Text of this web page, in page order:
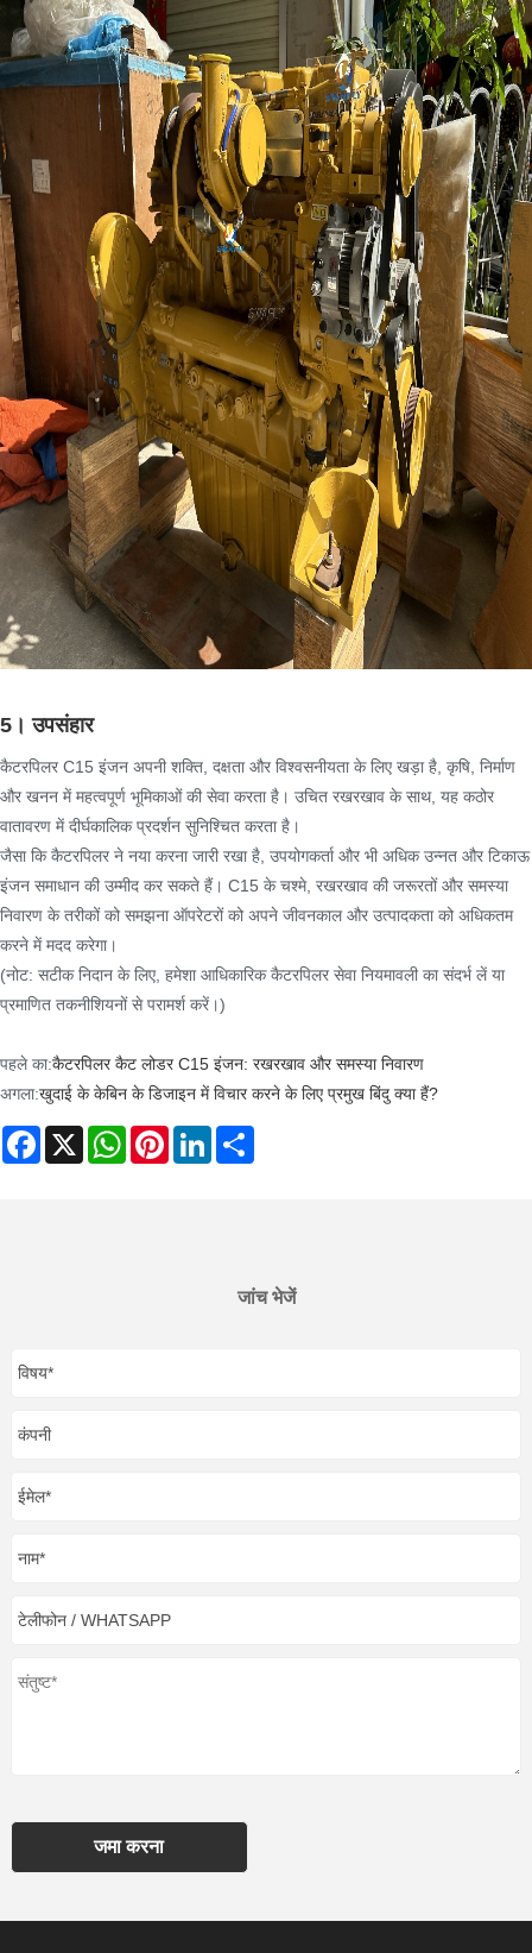
5। उपसंहार
कैटरपिलर C15 इंजन अपनी शक्ति, दक्षता और विश्वसनीयता के लिए खड़ा है, कृषि, निर्माण
और खनन में महत्वपूर्ण भूमिकाओं की सेवा करता है। उचित रखरखाव के साथ, यह कठोर
वातावरण में दीर्घकालिक प्रदर्शन सुनिश्चित करता है।
जैसा कि कैटरपिलर ने नया करना जारी रखा है, उपयोगकर्ता और भी अधिक उन्नत और टिकाऊ
इंजन समाधान की उम्मीद कर सकते हैं। C15 के चश्मे, रखरखाव की जरूरतों और समस्या
निवारण के तरीकों को समझना ऑपरेटरों को अपने जीवनकाल और उत्पादकता को अधिकतम
करने में मदद करेगा।
(नोट: सटीक निदान के लिए, हमेशा आधिकारिक कैटरपिलर सेवा नियमावली का संदर्भ लें या
प्रमाणित तकनीशियनों से परामर्श करें।)
पहले का:कैटरपिलर कैट लोडर C15 इंजन: रखरखाव और समस्या निवारण
अगला:खुदाई के केबिन के डिजाइन में विचार करने के लिए प्रमुख बिंदु क्या हैं?
Facebook
X WhatsAppPinterestLinkedIn
जांच भेजें
जमा करना